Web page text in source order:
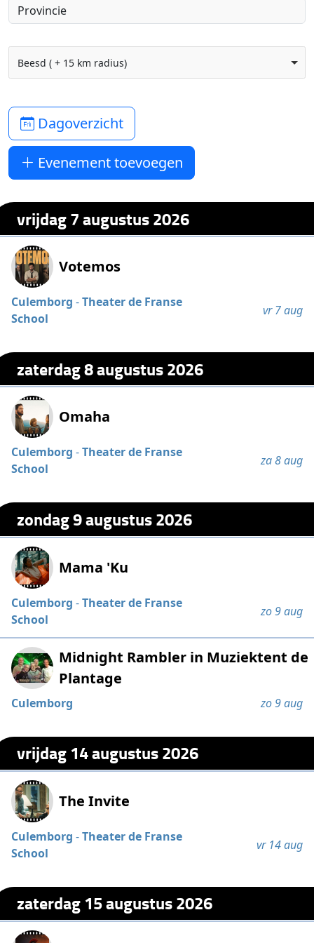
Beesd ( + 15 km radius)
Dagoverzicht
Evenement toevoegen
vrijdag 7 augustus 2026
Votemos
Culemborg -Theater de Franse
School
vr 7 aug
zaterdag 8 augustus 2026
Omaha
Culemborg -Theater de Franse
School
za 8 aug
zondag 9 augustus 2026
Mama 'Ku
Culemborg -Theater de Franse
School
zo 9 aug
Midnight Rambler in Muziektent de
Plantage
Culemborg zo 9 aug
vrijdag 14 augustus 2026
The Invite
Culemborg -Theater de Franse
School
vr 14 aug
zaterdag 15 augustus 2026